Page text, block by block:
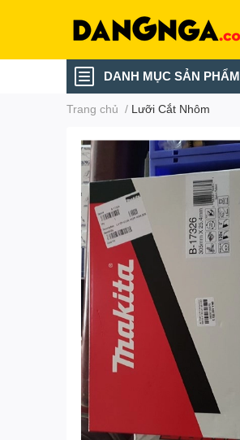
DANH MỤC SẢN PHẨM
Trang chủ / Lưỡi Cắt Nhôm